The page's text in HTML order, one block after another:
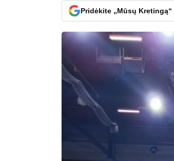
Pridėkite „Mūsų Kretingą“